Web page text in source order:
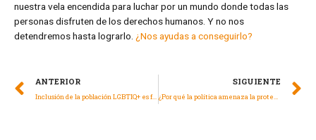
nuestra vela encendida para luchar por un mundo donde todas las
personas disfruten de los derechos humanos. Y no nos
detendremos hasta lograrlo. ¿Nos ayudas a conseguirlo?
ANTERIOR
Inclusión de la población LGBTIQ+ es fundamental para crear un mundo más justo
SIGUIENTE